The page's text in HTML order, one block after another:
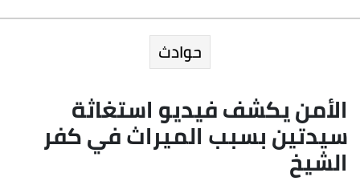
حوادث
الأمن يكشف فيديو استغاثة
سيدتين بسبب الميراث في كفر
الشيخ